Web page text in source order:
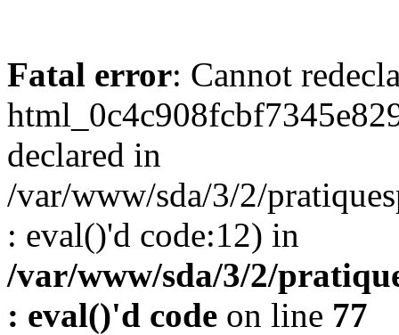
Fatal error: Cannot
declared in
/var/www/sda/3/2/
: eval()'d code:12) in
/var/www/sda/3/2/
: eval()'d code on line 77